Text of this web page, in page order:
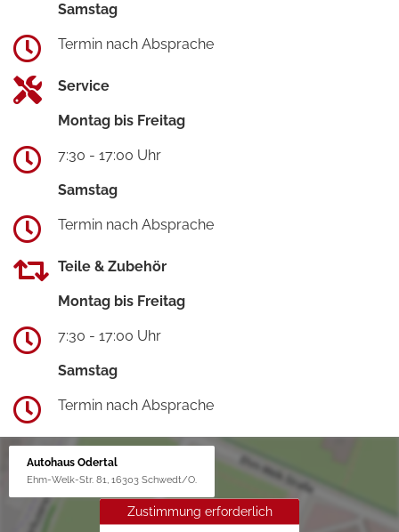
Samstag
Termin nach Absprache
Service
Montag bis Freitag
7:30 - 17:00 Uhr
Samstag
Termin nach Absprache
Teile & Zubehör
Montag bis Freitag
7:30 - 17:00 Uhr
Samstag
Termin nach Absprache
Autohaus Odertal
Ehm-Welk-Str. 81, 16303 Schwedt/O.
Zustimmung erforderlich